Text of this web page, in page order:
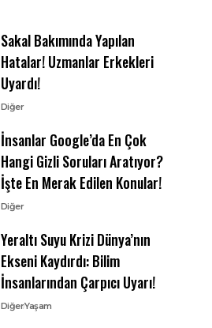
Sakal Bakımında Yapılan
Hatalar! Uzmanlar Erkekleri
Uyardı!
Diğer
İnsanlar Google’da En Çok
Hangi Gizli Soruları Aratıyor?
İşte En Merak Edilen Konular!
Diğer
Yeraltı Suyu Krizi Dünya’nın
Ekseni Kaydırdı: Bilim
İnsanlarından Çarpıcı Uyarı!
DiğerYaşam